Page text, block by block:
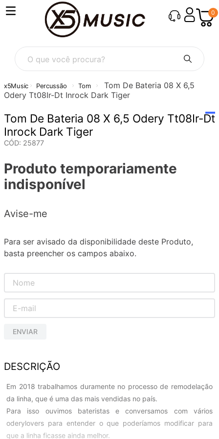
0
O que você procura?
Percussão Tom
Tom De Bateria 08 X 6,5
Odery Tt08Ir-Dt Inrock Dark Tiger
Tom De Bateria 08 X 6,5 Odery Tt08Ir-Dt
Inrock Dark Tiger
CÓD: 25877
Produto temporariamente
indisponível
Avise-me
Para ser avisado da disponibilidade deste Produto,
basta preencher os campos abaixo.
ENVIAR
DESCRIÇÃO
Em 2018 trabalhamos duramente no processo de remodelação
da linha, que é uma das mais vendidas no país.
Para isso ouvimos bateristas e conversamos com vários
oderylovers para entender o que poderíamos modificar para
que a linha ficasse ainda melhor.